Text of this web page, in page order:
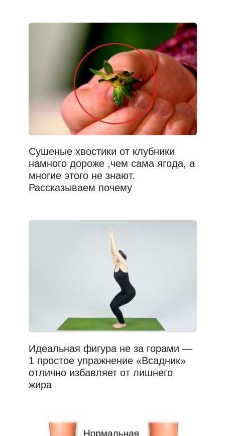
Сушеные хвостики от клубники
намного дороже ,чем сама ягода, а
многие этого не знают.
Рассказываем почему
Идеальная фигура не за горами —
1 простое упражнение «Всадник»
отлично избавляет от лишнего
жира